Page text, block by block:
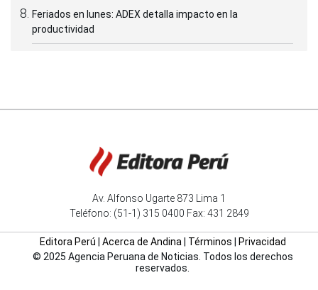
Feriados en lunes: ADEX detalla impacto en la
productividad
Av. Alfonso Ugarte 873 Lima 1
Teléfono: (51-1) 315 0400 Fax: 431 2849
Editora Perú Acerca de Andina| Términos
Privacidad
© 2025 Agencia Peruana de Noticias. Todos los derechos
reservados.